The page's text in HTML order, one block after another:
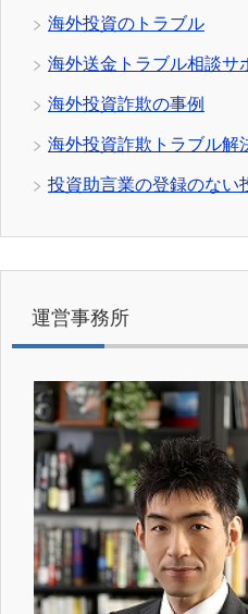
海外投資のトラブル
海外送金トラブル相談サ
海外投資詐欺の事例
海外投資詐欺トラブル解
投資助言業の登録のない
運営事務所